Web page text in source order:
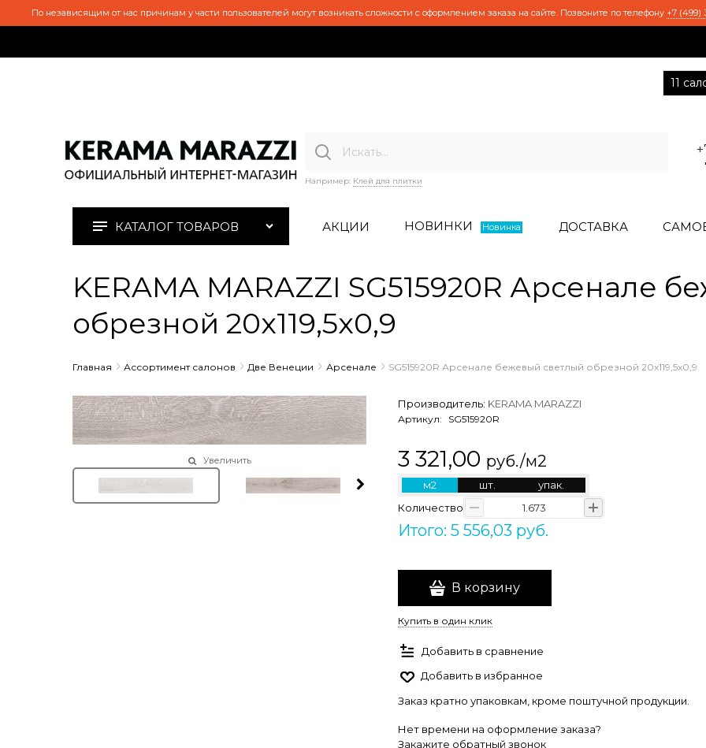
По независящим от нас причинам у части пользователей могут возникать сложности с оформлением заказа на сайте. Позвоните по телефону +7 (499)
11
Например: Клей для плитки
КАТАЛОГ ТОВАРОВ АКЦИИ НОВИНКИ Новинка ДОСТАВКА
KERAMA MARAZZI SG515920R Арсенале
обрезной 20x119,5x0,9
Главная Ассортимент салонов Две Венеции Арсенале SG515920R Арсенале бежевый светлый обрезной 20x119,5x0,9
Увеличить
Производитель: KERAMA MARAZZI
Артикул: SG515920R
3 321,00 руб./м2
м2 шт.
упак.
Количество
Итого: 5 556,03 руб.
В корзину
Купить в один клик
Добавить в сравнение
Добавить в избранное
Заказ кратно упаковкам, кроме поштучной продукции.
Нет времени на оформление заказа?
Закажите обратный звонок